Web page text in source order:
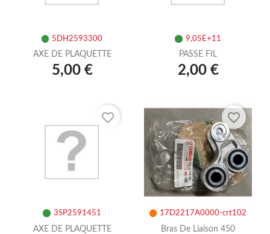
5DH2593300
AXE DE PLAQUETTE
5,00 €
9,05E+11
PASSE FIL
2,00 €
3SP2591451
AXE DE PLAQUETTE
favorite_border
17D2217A0000-crt102
Bras De Liaison 450
favorite_border